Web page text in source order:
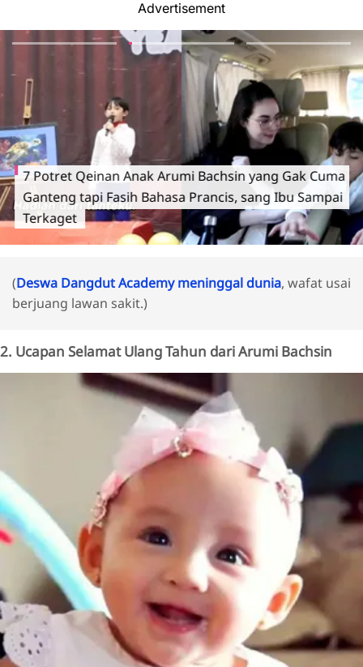
Advertisement
7 Potret Qeinan Anak Arumi Bachsin yang Gak Cuma
Ganteng tapi Fasih Bahasa Prancis, sang Ibu Sampai
Terkaget
(Deswa Dangdut Academy meninggal dunia, wafat usai
berjuang lawan sakit.)
2. Ucapan Selamat Ulang Tahun dari Arumi Bachsin